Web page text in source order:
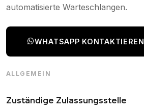
automatisierte Warteschlangen.
WHATSAPP KONTAKTIEREN
ALLGEMEIN
Zuständige Zulassungsstelle